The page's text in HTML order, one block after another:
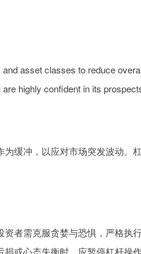
asset classes to reduce
highly confident in its
缓冲，以应对市场突发波动。
者需克服贪婪与恐惧，严格执
或心态失衡时，应暂停杠杆操